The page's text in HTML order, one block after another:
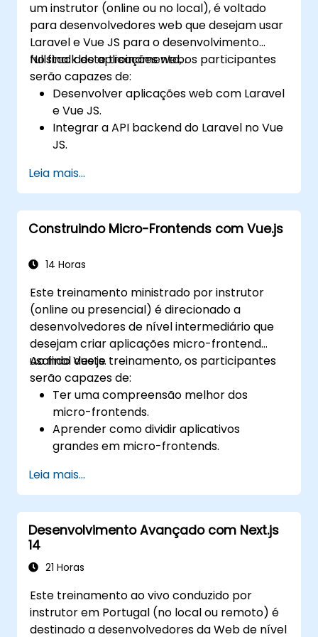
um instrutor (online ou no local), é voltado
para desenvolvedores web que desejam usar
Laravel e Vue JS para o desenvolvimento
fullstack de aplicações web.
No final deste treinamento, os participantes
serão capazes de:
Desenvolver aplicações web com Laravel
e Vue JS.
Integrar a API backend do Laravel no Vue
JS.
Leia mais...
Construindo Micro-Frontends com Vue.js
14 Horas
Este treinamento ministrado por instrutor
(online ou presencial) é direcionado a
desenvolvedores de nível intermediário que
desejam criar aplicações micro-frontend
usando Vue.js.
Ao final deste treinamento, os participantes
serão capazes de:
Ter uma compreensão melhor dos
micro-frontends.
Aprender como dividir aplicativos
grandes em micro-frontends.
diferentes abordagens.
Construir aplicações micro-frontend com
Vue.js.
Leia mais...
Desenvolvimento Avançado com Next.js
14
21 Horas
Este treinamento ao vivo conduzido por
instrutor em Portugal (no local ou remoto) é
destinado a desenvolvedores da Web de nível